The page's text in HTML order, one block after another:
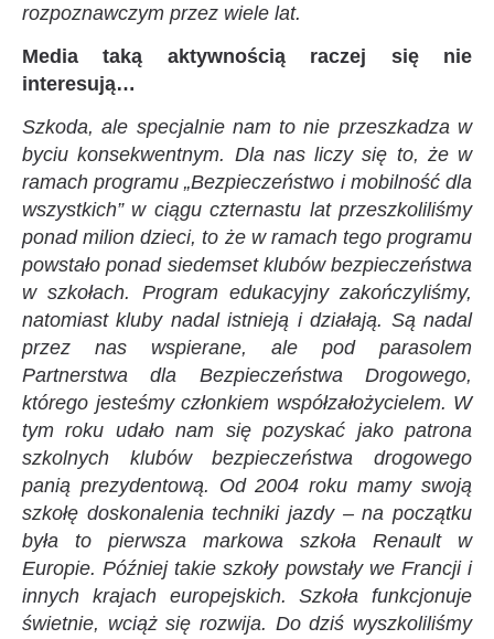
rozpoznawczym przez wiele lat.
Media taką aktywnością raczej się nie
interesują…
Szkoda, ale specjalnie nam to nie przeszkadza w
byciu konsekwentnym. Dla nas liczy się to, że w
ramach programu „Bezpieczeństwo i mobilność dla
wszystkich” w ciągu czternastu lat przeszkoliliśmy
ponad milion dzieci, to że w ramach tego programu
powstało ponad siedemset klubów bezpieczeństwa
w szkołach. Program edukacyjny zakończyliśmy,
natomiast kluby nadal istnieją i działają. Są nadal
przez nas wspierane, ale pod parasolem
Partnerstwa dla Bezpieczeństwa Drogowego,
którego jesteśmy członkiem współzałożycielem. W
tym roku udało nam się pozyskać jako patrona
szkolnych klubów bezpieczeństwa drogowego
panią prezydentową. Od 2004 roku mamy swoją
szkołę doskonalenia techniki jazdy – na początku
była to pierwsza markowa szkoła Renault w
Europie. Później takie szkoły powstały we Francji i
innych krajach europejskich. Szkoła funkcjonuje
świetnie, wciąż się rozwija. Do dziś wyszkoliliśmy